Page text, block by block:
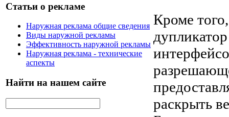
Статьи о рекламе
Наружная реклама общие сведения
Виды наружной рекламы
Эффективность наружной рекламы
Наружная реклама - технические
аспекты
Найти на нашем сайте
Кроме
раскрыть